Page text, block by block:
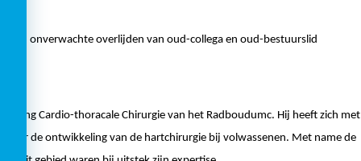
onverwachte overlijden van oud-collega en oud-bestuurslid
Cardio-thoracale Chirurgie van het Radboudumc. Hij heeft zich
voor de ontwikkeling van de hartchirurgie bij volwassenen. Met name de